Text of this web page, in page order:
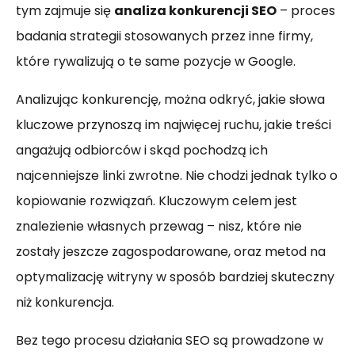
tym zajmuje się analiza konkurencji SEO – proces
badania strategii stosowanych przez inne firmy,
które rywalizują o te same pozycje w Google.
Analizując konkurencję, można odkryć, jakie słowa
kluczowe przynoszą im najwięcej ruchu, jakie treści
angażują odbiorców i skąd pochodzą ich
najcenniejsze linki zwrotne. Nie chodzi jednak tylko o
kopiowanie rozwiązań. Kluczowym celem jest
znalezienie własnych przewag – nisz, które nie
zostały jeszcze zagospodarowane, oraz metod na
optymalizację witryny w sposób bardziej skuteczny
niż konkurencja.
Bez tego procesu działania SEO są prowadzone w